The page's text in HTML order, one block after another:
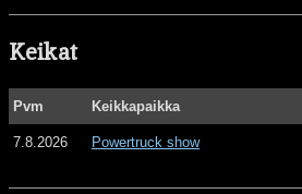
Keikat
Pvm Keikkapaikka
7.8.2026 Powertruck show